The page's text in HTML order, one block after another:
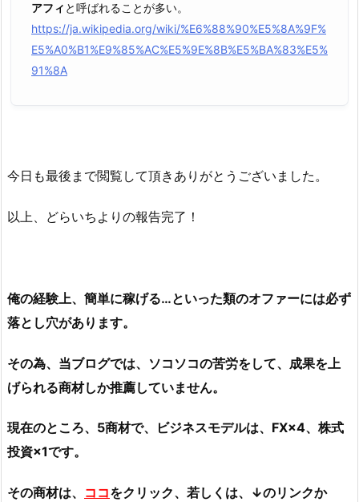
アフィ と呼ばれることが多い。
https://ja.wikipedia.org/wiki/%E6%88%90%E5%8A%9F%
E5%A0%B1%E9%85%AC%E5%9E%8B%E5%BA%83%E5%
91%8A
今日も最後まで閲覧して頂きありがとうございました。
以上、どらいちよりの報告完了！
俺の経験上、簡単に稼げる…といった類のオファーには必ず
落とし穴があります。
その為、当ブログでは、ソコソコの苦労をして、成果を上
げられる商材しか推薦していません。
現在のところ、5商材で、ビジネスモデルは、FX×4、株式
投資×1です。
その商材は、 ココをクリック、若しくは、↓のリンクか